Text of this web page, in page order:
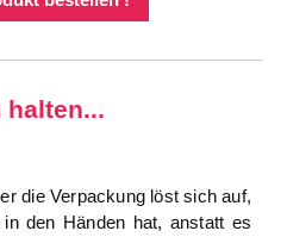
halten...
die Verpackung löst sich auf,
den Händen hat, anstatt es